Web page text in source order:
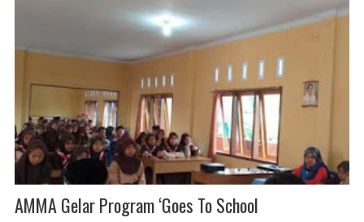
AMMA Gelar Program ‘Goes To School